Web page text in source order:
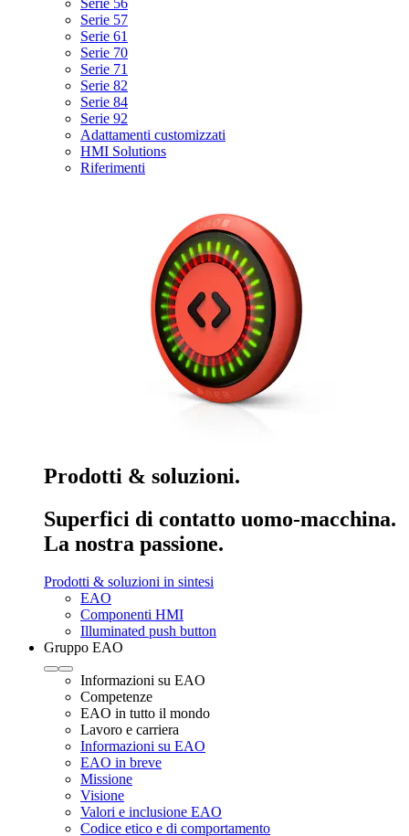
Serie 57
Serie 61
Serie 70
Serie 71
Serie 82
Serie 84
Serie 92
Adattamenti customizzati
HMI Solutions
Riferimenti
Prodotti & soluzioni.
Superfici di contatto uomo-macchina.
La nostra passione.
Prodotti & soluzioni in sintesi
EAO
Componenti HMI
Illuminated push button
Gruppo EAO
Informazioni su EAO
Competenze
EAO in tutto il mondo
Lavoro e carriera
Informazioni su EAO
EAO in breve
Missione
Visione
Valori e inclusione EAO
Codice etico e di comportamento